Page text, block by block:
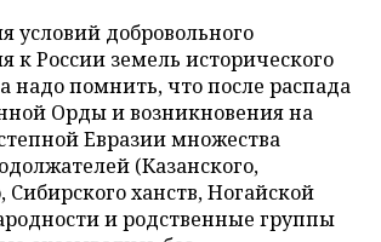
условий добровольного
к России земель исторического
надо помнить, что после распада
Орды и возникновения на
Евразии множества
(Казанского,
Сибирского ханств, Ногайской
и родственные группы